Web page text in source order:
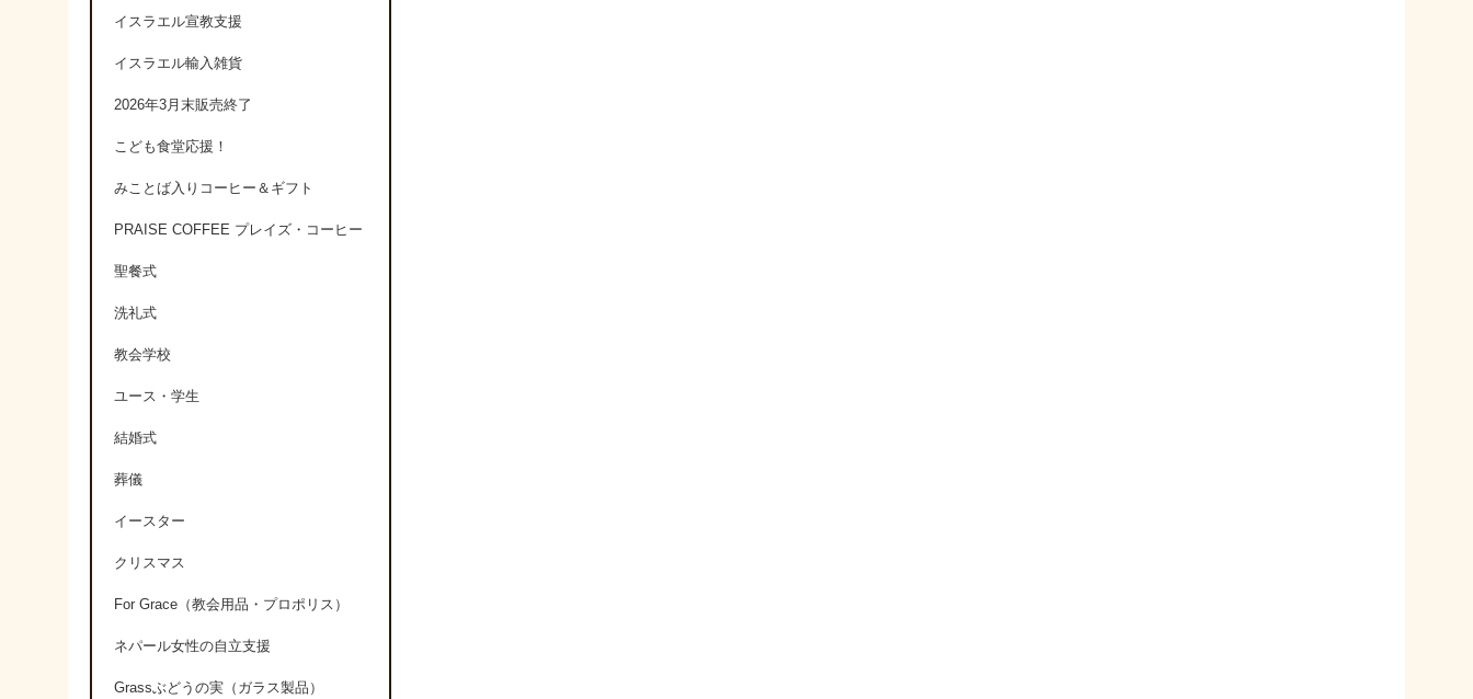
イスラエル宣教支援
イスラエル輸入雑貨
2026年3月末販売終了
こども食堂応援！
みことば入りコーヒー＆ギフト
PRAISE COFFEE プレイズ・コーヒー
聖餐式
洗礼式
教会学校
ユース・学生
結婚式
葬儀
イースター
クリスマス
For Grace（教会用品・プロポリス）
ネパール女性の自立支援
Grassぶどうの実（ガラス製品）